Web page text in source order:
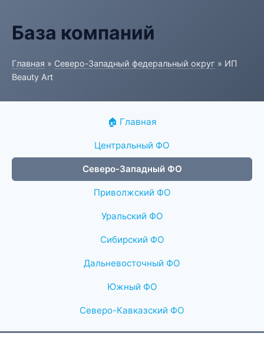
База компаний
Главная » Северо-Западный федеральный округ » ИП
Beauty Art
🏠 Главная
Центральный ФО
Северо-Западный ФО
Приволжский ФО
Уральский ФО
Сибирский ФО
Дальневосточный ФО
Южный ФО
Северо-Кавказский ФО